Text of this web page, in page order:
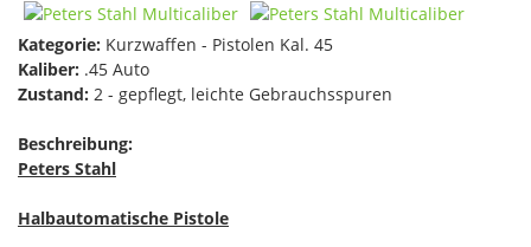
Kategorie: Kurzwaffen - Pistolen Kal. 45
Kaliber: .45 Auto
Zustand: 2 - gepflegt, leichte Gebrauchsspuren
Beschreibung:
Peters Stahl
Halbautomatische Pistole